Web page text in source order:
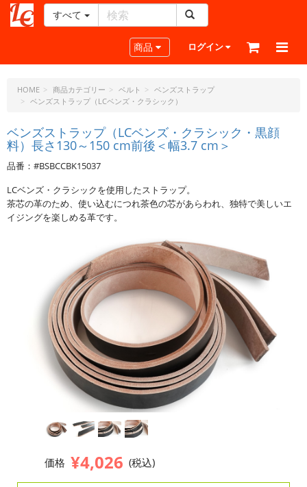
ー
ラ
フ
ド
ッ
ト・
ェ
ー
ピ
すべて
Toggle navigation
商品 ログイン
HOME 商品カテゴリー ベルト
ベンズストラップ
ベンズストラップ（LCベンズ・クラシック）
ベンズストラップ（LCベンズ・クラシック・黒顔
料）長さ130～150 cm前後＜幅3.7 cm＞
品番：#BSBCCBK15037
LCベンズ・クラシックを使用したストラップ。
茶芯の革のため、使い込むにつれ茶色の芯があらわれ、独特で美しいエ
イジングを楽しめる革です。
価格 ¥4,026 (税込)